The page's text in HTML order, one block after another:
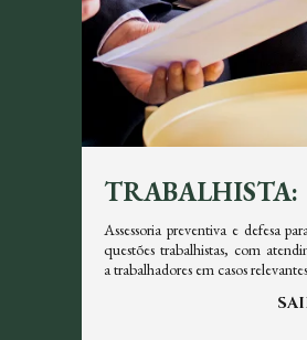
TRABALHISTA:
Assessoria preventiva e defesa
questões trabalhistas, com
a trabalhadores em casos